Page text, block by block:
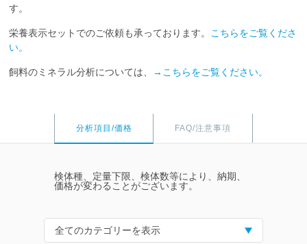
す。
栄養表示セットでのご依頼も承っております。 こちらをご覧くださ
い。
飼料のミネラル分析については、 →こちらをご覧ください。
分析項目/価格 FAQ/注意事項
検体種、定量下限、検体数等により、納期、
価格が変わることがございます。
全てのカテゴリーを表示